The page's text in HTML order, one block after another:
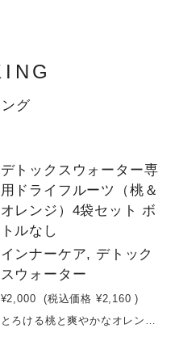
グ
デトックスウォーター専
用ドライフルーツ（桃＆
オレンジ）4袋セット ボ
トルなし
インナーケア, デトック
スウォーター
¥2,000 (税込価格 ¥2,160 )
とろける桃と爽やかなオレンジで、巡るキレイ習慣。デトックスウォーターセットやさしい甘みの桃と、すっきりとした酸味のオレンジを組み合わせた、デトックスウォーター用ドライフルーツセット。砂糖・保存料を使わず、果実そのものの味わいと栄養をぎゅっと閉じ込めました。水に入れるだけで、フルーツの香りと成分がゆっくり広がり、毎日の水分補給が“整える時間”に変わります。桃のリラックス感ある甘さと、オレンジの爽やかさで、心も体もすっきり。忙しい日常の中で、無理なく続けられるインナーケア習慣を。原材料：桃（長野県産） オレンジ（長野県産）容量：16g×4袋賞味期限：製造日から６ヶ月